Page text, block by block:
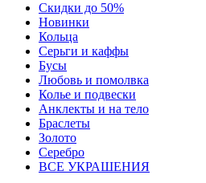
Скидки до 50%
Новинки
Кольца
Серьги и каффы
Бусы
Любовь и помолвка
Колье и подвески
Анклекты и на тело
Браслеты
Золото
Серебро
ВСЕ УКРАШЕНИЯ